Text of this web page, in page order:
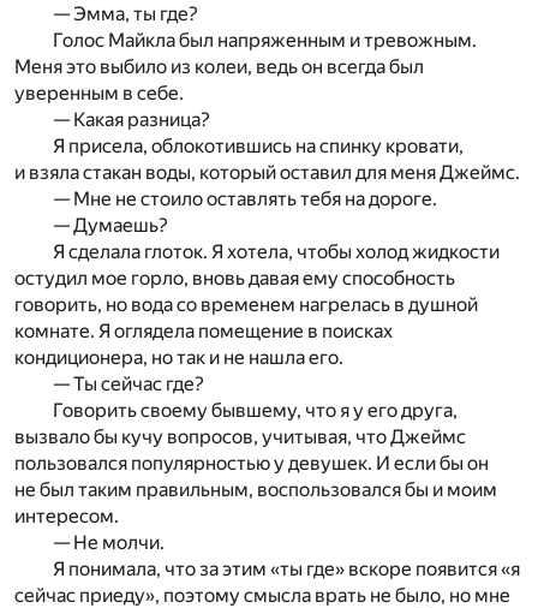
— Эмма, ты где?
Голос Майкла был напряженным и тревожным.
Меня это выбило из колеи, ведь он всегда был
уверенным в себе.
— Какая разница?
Я присела, облокотившись на спинку кровати,
и взяла стакан воды, который оставил для меня Джеймс.
— Мне не стоило оставлять тебя на дороге.
— Думаешь?
Я сделала глоток. Я хотела, чтобы холод жидкости
остудил мое горло, вновь давая ему способность
говорить, но вода со временем нагрелась в душной
комнате. Я оглядела помещение в поисках
кондиционера, но так и не нашла его.
— Ты сейчас где?
Говорить своему бывшему, что я у его друга,
вызвало бы кучу вопросов, учитывая, что Джеймс
пользовался популярностью у девушек. И если бы он
не был таким правильным, воспользовался бы и моим
интересом.
— Не молчи.
Я понимала, что за этим «ты где» вскоре появится «я
сейчас приеду», поэтому смысла врать не было, но мне